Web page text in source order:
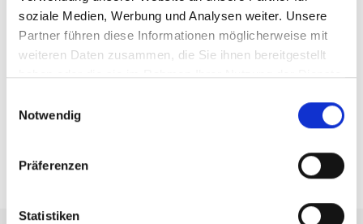
soziale Medien, Werbung und Analysen weiter. Unsere
Partner führen diese Informationen möglicherweise mit
weiteren Daten zusammen, die Sie ihnen bereitgestellt
haben oder die sie im Rahmen Ihrer Nutzung der Dienste
Notwendig
Präferenzen
Statistiken
Fluchttüren Schüco ADS
65.NI
Türen Schüco ADS 76.NI
SP
7 Stk.